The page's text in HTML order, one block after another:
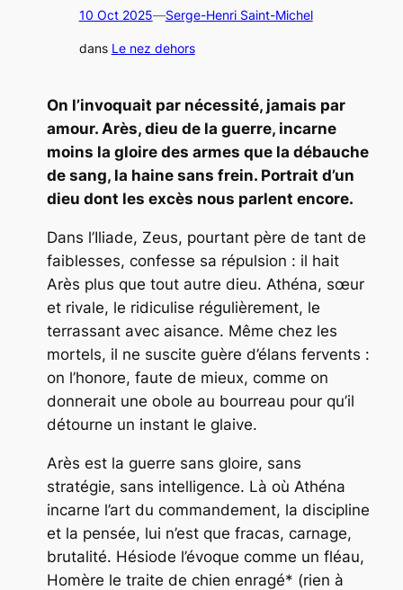
10 Oct 2025—Serge-Henri Saint-Michel
dans Le nez dehors
On l’invoquait par nécessité, jamais par
amour. Arès, dieu de la guerre, incarne
moins la gloire des armes que la débauche
de sang, la haine sans frein. Portrait d’un
dieu dont les excès nous parlent encore.
Dans l’Iliade, Zeus, pourtant père de tant de
faiblesses, confesse sa répulsion : il hait
Arès plus que tout autre dieu. Athéna, sœur
et rivale, le ridiculise régulièrement, le
terrassant avec aisance. Même chez les
mortels, il ne suscite guère d’élans fervents :
on l’honore, faute de mieux, comme on
donnerait une obole au bourreau pour qu’il
détourne un instant le glaive.
Arès est la guerre sans gloire, sans
stratégie, sans intelligence. Là où Athéna
incarne l’art du commandement, la discipline
et la pensée, lui n’est que fracas, carnage,
brutalité. Hésiode l’évoque comme un fléau,
Homère le traite de chien enragé* (rien à